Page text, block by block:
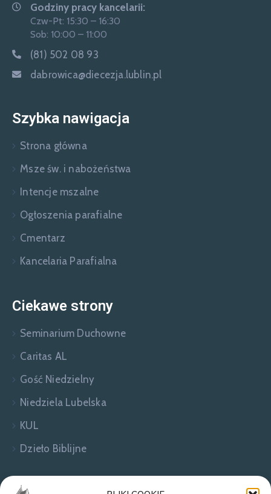
Godziny pracy kancelarii:
Czw-Pt: 15:30 – 16:30
Sob: 10:00 – 11:00
(81) 502 08 93
dabrowica@diecezja.lublin.pl
Szybka nawigacja
Strona główna
Msze św. i nabożeństwa
Intencje mszalne
Ogłoszenia parafialne
Cmentarz
Kancelaria Parafialna
Ciekawe strony
Seminarium Duchowne
Caritas AL
Gość Niedzielny
Niedziela Lubelska
KUL
Dzieło Biblijne